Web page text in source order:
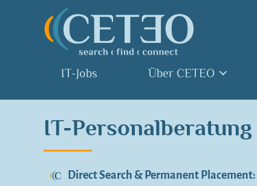
IT-Jobs Über CETEO
IT-Personalberatung
Direct Search & Permanent Placement: